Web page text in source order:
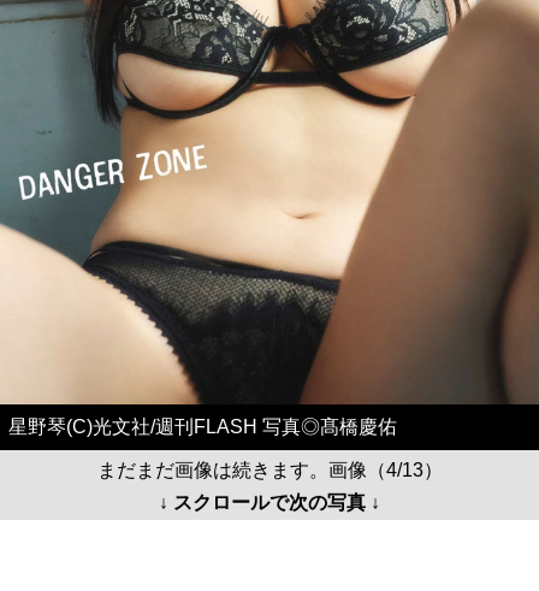
星野琴(C)光文社/週刊FLASH 写真◎髙橋慶佑
まだまだ画像は続きます。画像（4/13）
↓ スクロールで次の写真 ↓